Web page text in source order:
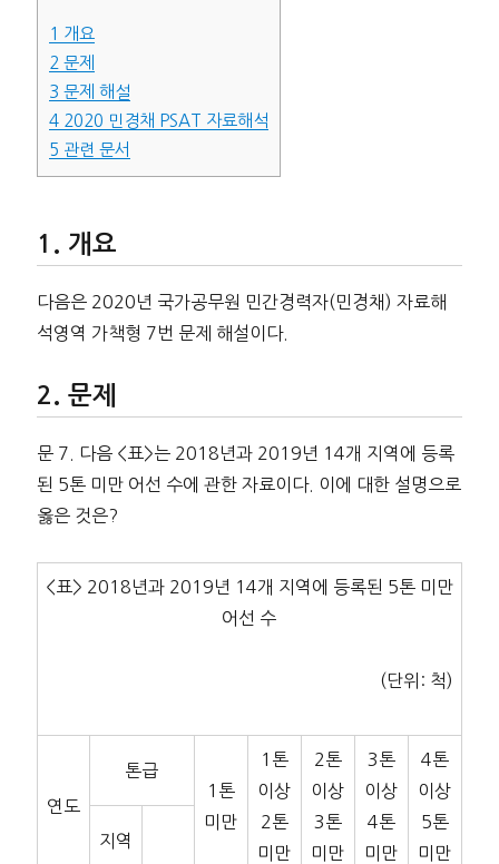
1 개요
2 문제
3 문제 해설
42020 민경채 PSAT 자료해석
5 관련 문서
개요
다음은 2020년 국가공무원 민간경력자(민경채) 자료해
석영역 가책형 7번 문제 해설이다.
문제
문 7. 다음 <표>는 2018년과 2019년 14개 지역에 등록
된 5톤 미만 어선 수에 관한 자료이다. 이에 대한 설명으로
옳은 것은?
<표> 2018년과 2019년 14개 지역에 등록된 5톤 미만
어선 수
(단위: 척)
연도
톤급
1톤
미만
1톤
이상
2톤
미만
2톤
이상
3톤
미만
3톤
이상
4톤
미만
4톤
이상
5톤
미만
지역